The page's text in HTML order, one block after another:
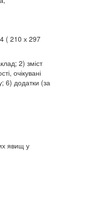
( 210 х 297
2) зміст
очікувані
6) додатки (за
явищ у